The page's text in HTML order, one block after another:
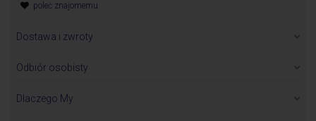
poleć znajomemu
Dostawa i zwroty
otrzymania zamówienia z wyłączeniem produktów, których
Odbiór osobisty
P.H.U.Bawi S.A.
Dlaczego My